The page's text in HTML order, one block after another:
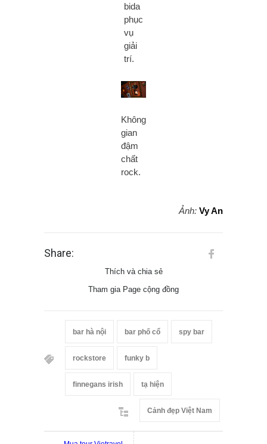
bida
phục
vụ
giải
trí.
Không
gian
đậm
chất
rock.
Ảnh: Vy An
Share:
Thích và chia sẻ
Tham gia Page cộng đồng
bar hà nội bar phố cổ spy bar
rockstore funky b
finnegans irish tạ hiện
Cảnh đẹp Việt Nam